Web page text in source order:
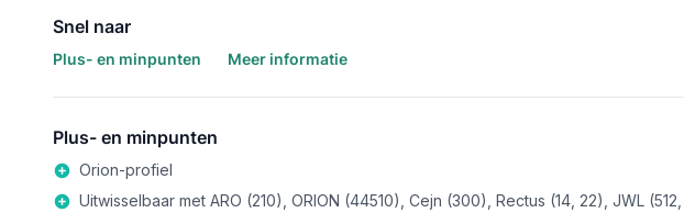
Snel naar
Plus- en minpunten Meer informatie
Plus- en minpunten
Orion-profiel
Uitwisselbaar met ARO (210), ORION (44510), Cejn (300), Rectus (14, 22), JWL